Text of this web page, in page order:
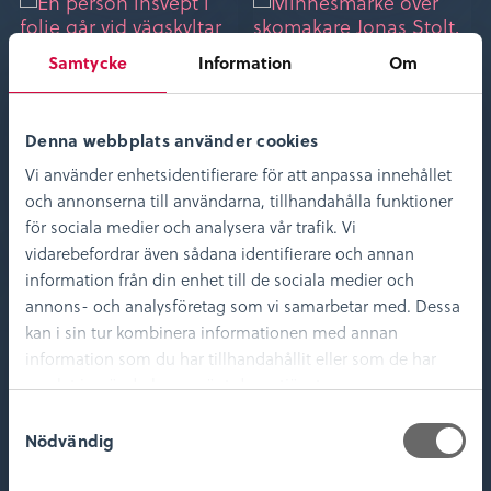
Samtycke Information Om
Denna webbplats använder cookies
Vi använder enhetsidentifierare för att anpassa innehållet
och annonserna till användarna, tillhandahålla funktioner
för sociala medier och analysera vår trafik. Vi
vidarebefordrar även sådana identifierare och annan
information från din enhet till de sociala medier och
annons- och analysföretag som vi samarbetar med. Dessa
kan i sin tur kombinera informationen med annan
information som du har tillhandahållit eller som de har
samlat in när du har använt deras tjänster.
Nödvändig
Glasriket Kyrka och kloster